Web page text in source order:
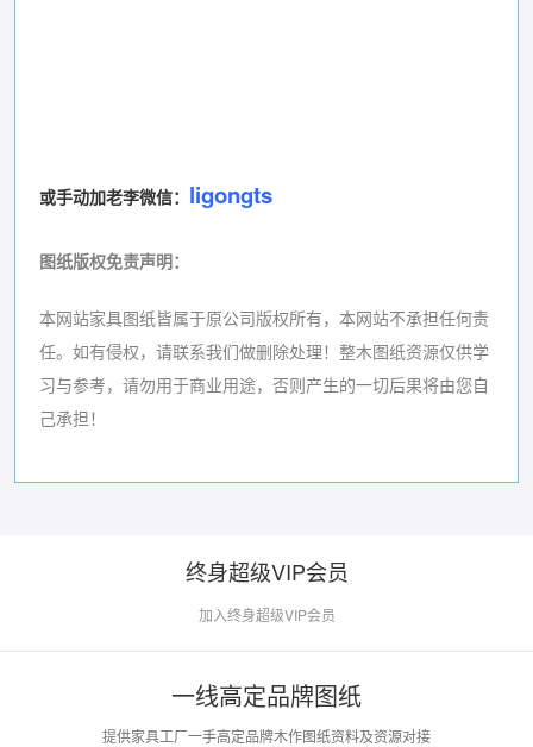
或手动加老李微信： ligongts
图纸版权免责声明：
本网站家具图纸皆属于原公司版权所有，本网站不承担任何责
任。如有侵权，请联系我们做删除处理！ 整木图纸资源仅供学
习与参考，请勿用于商业用途，否则产生的一切后果将由您自
己承担！
终身超级VIP会员
加入终身超级VIP会员
一线高定品牌图纸
提供家具工厂一手高定品牌木作图纸资料及资源对接